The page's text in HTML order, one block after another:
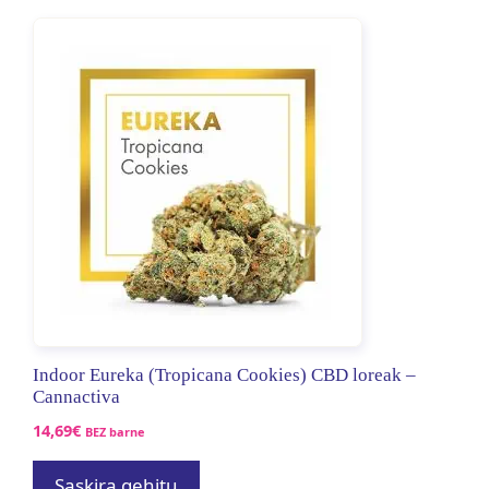
Indoor Eureka (Tropicana Cookies) CBD loreak –
Cannactiva
14,69€ BEZ barne